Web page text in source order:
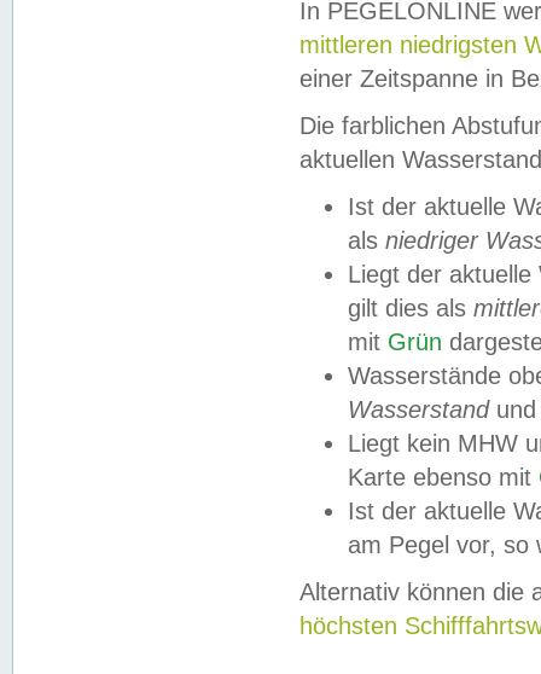
In PEGELONLINE
mittleren niedrigsten
einer Zeitspanne in
Die farblichen
aktuellen
Ist der aktuelle
als niedriger
Liegt der
gilt dies als
mit Grün
Wasserstände
Wasserstandund
Liegt kein MHW
Karte ebenso mit
Ist der aktuelle
am Pegel vor,
Alternativ können die
höchsten